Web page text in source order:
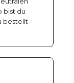
bist du
bestellt